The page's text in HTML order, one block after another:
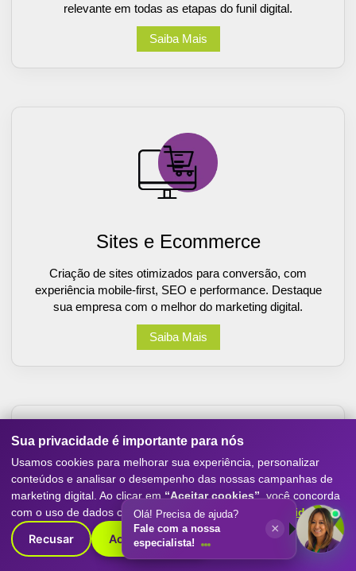
relevante em todas as etapas do funil digital.
Saiba Mais
Sites e Ecommerce
Criação de sites otimizados para conversão, com
experiência mobile-first, SEO e performance. Destaque
sua empresa com o melhor do marketing digital.
Saiba Mais
Inteligência Artificial
Sua privacidade é importante para nós
Usamos cookies para melhorar sua experiência, personalizar
conteúdos e analisar o desempenho das nossas campanhas de
marketing digital. Ao clicar em “Aceitar cookies” , você concorda
com o uso de dados conforme nossaPolítica de Privacidade.
Recusar Aceitar cookies
Olá! Precisa de ajuda?
Fale com a nossa
especialista!
×